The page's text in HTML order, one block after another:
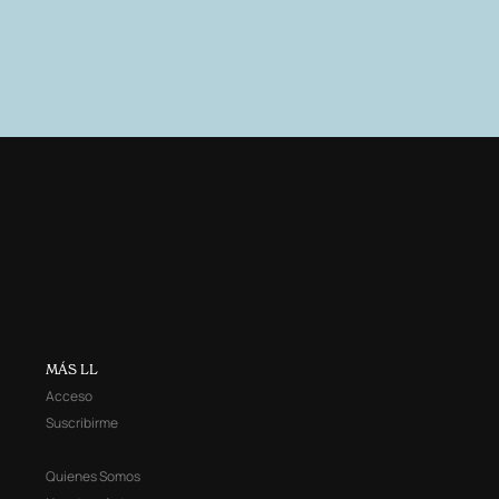
MÁS LL
Acceso
Suscribirme
Quienes Somos